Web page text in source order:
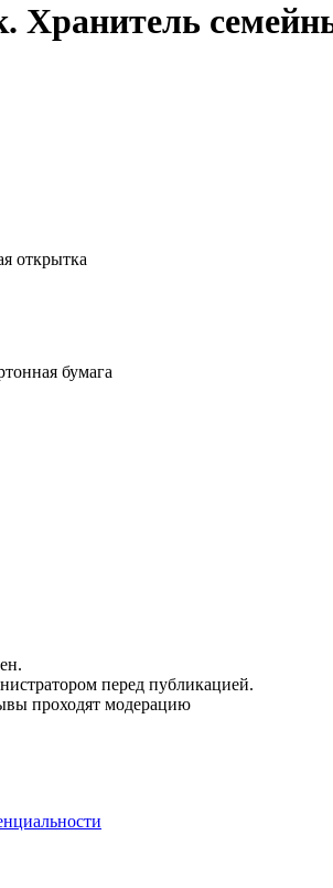
Хранитель
открытка
бумага
перед публикацией.
проходят модерацию